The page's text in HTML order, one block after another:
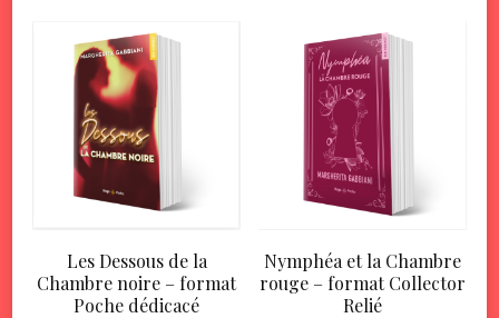
Les Dessous de la
Chambre noire – format
Poche dédicacé
Nymphéa et la Chambre
rouge – format Collector
Relié